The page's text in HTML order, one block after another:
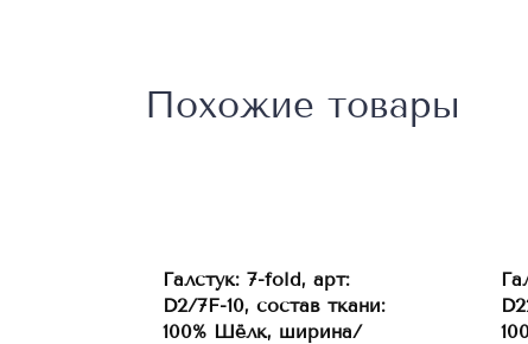
Похожие товары
В
корзину
Галстук: 7-fold, арт:
D2/7F-10, состав ткани:
100% Шёлк, ширина/